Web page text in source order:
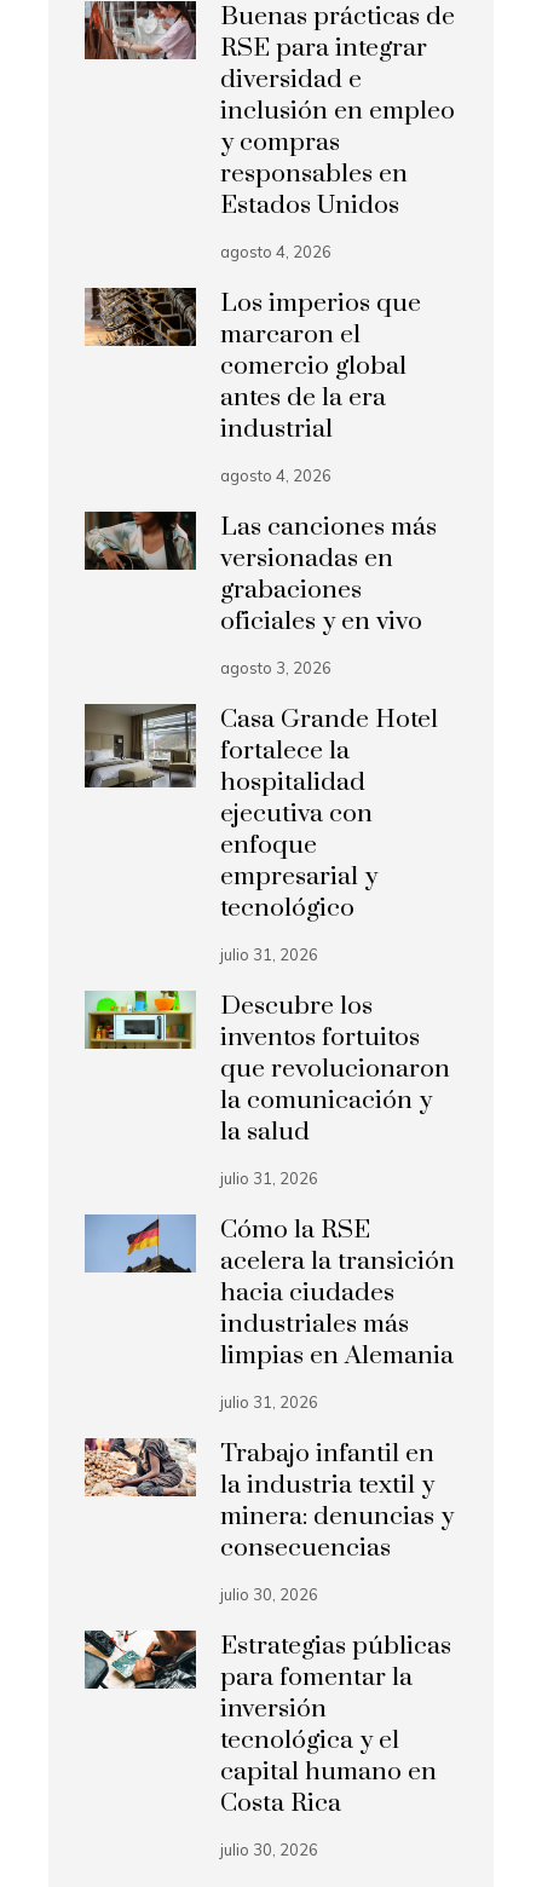
Buenas prácticas de
RSE para integrar
diversidad e
inclusión en empleo
y compras
responsables en
Estados Unidos
agosto 4, 2026
Los imperios que
marcaron el
comercio global
antes de la era
industrial
agosto 4, 2026
Las canciones más
versionadas en
grabaciones
oficiales y en vivo
agosto 3, 2026
Casa Grande Hotel
fortalece la
hospitalidad
ejecutiva con
enfoque
empresarial y
tecnológico
julio 31, 2026
Descubre los
inventos fortuitos
que revolucionaron
la comunicación y
la salud
julio 31, 2026
Cómo la RSE
acelera la transición
hacia ciudades
industriales más
limpias en Alemania
julio 31, 2026
Trabajo infantil en
la industria textil y
minera: denuncias y
consecuencias
julio 30, 2026
Estrategias públicas
para fomentar la
inversión
tecnológica y el
capital humano en
Costa Rica
julio 30, 2026